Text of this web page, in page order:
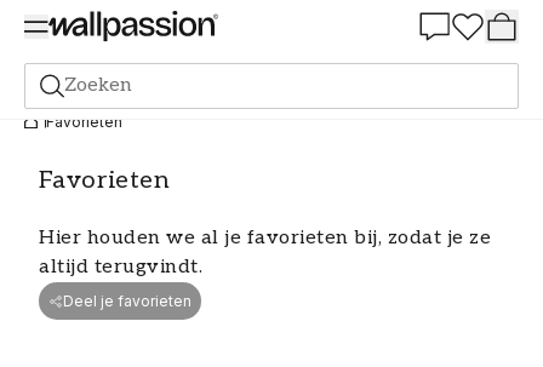
Zoeken
Favorieten
Favorieten
Hier houden we al je favorieten bij, zodat je ze
altijd terugvindt.
Deel je favorieten